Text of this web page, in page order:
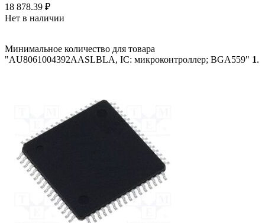
18 878.39 ₽
Нет в наличии
Минимальное количество для товара
"AU8061004392AASLBLA, IC: микроконтроллер; BGA559" 1.